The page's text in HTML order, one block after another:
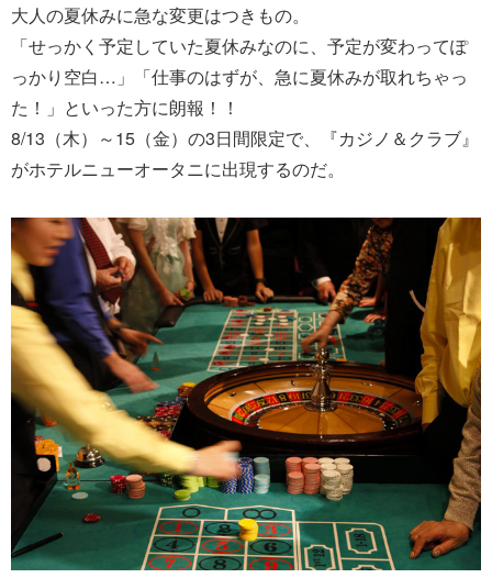
大人の夏休みに急な変更はつきもの。
「せっかく予定していた夏休みなのに、予定が変わってぽ
っかり空白…」「仕事のはずが、急に夏休みが取れちゃっ
た！」といった方に朗報！！
8/13（木）～15（金）の3日間限定で、『カジノ＆クラブ』
がホテルニューオータニに出現するのだ。